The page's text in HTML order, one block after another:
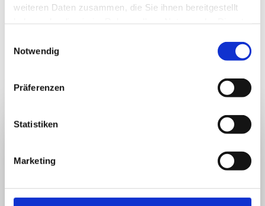
weiteren Daten zusammen, die Sie ihnen bereitgestellt
Notwendig
Präferenzen
Statistiken
Marketing